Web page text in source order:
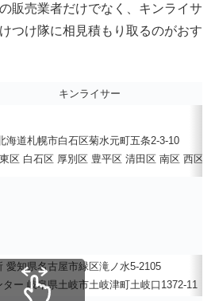
販売業者だけでなく、キンライサ
つけ隊に相見積もり取るのがおす
キンライサー
海道札幌市白石区菊水元町五条2-3-10
区 白石区 厚別区 豊平区 清田区 南区 西区
愛知県名古屋市緑区滝ノ水5-2105
ー 岐阜県土岐市土岐津町土岐口1372-11